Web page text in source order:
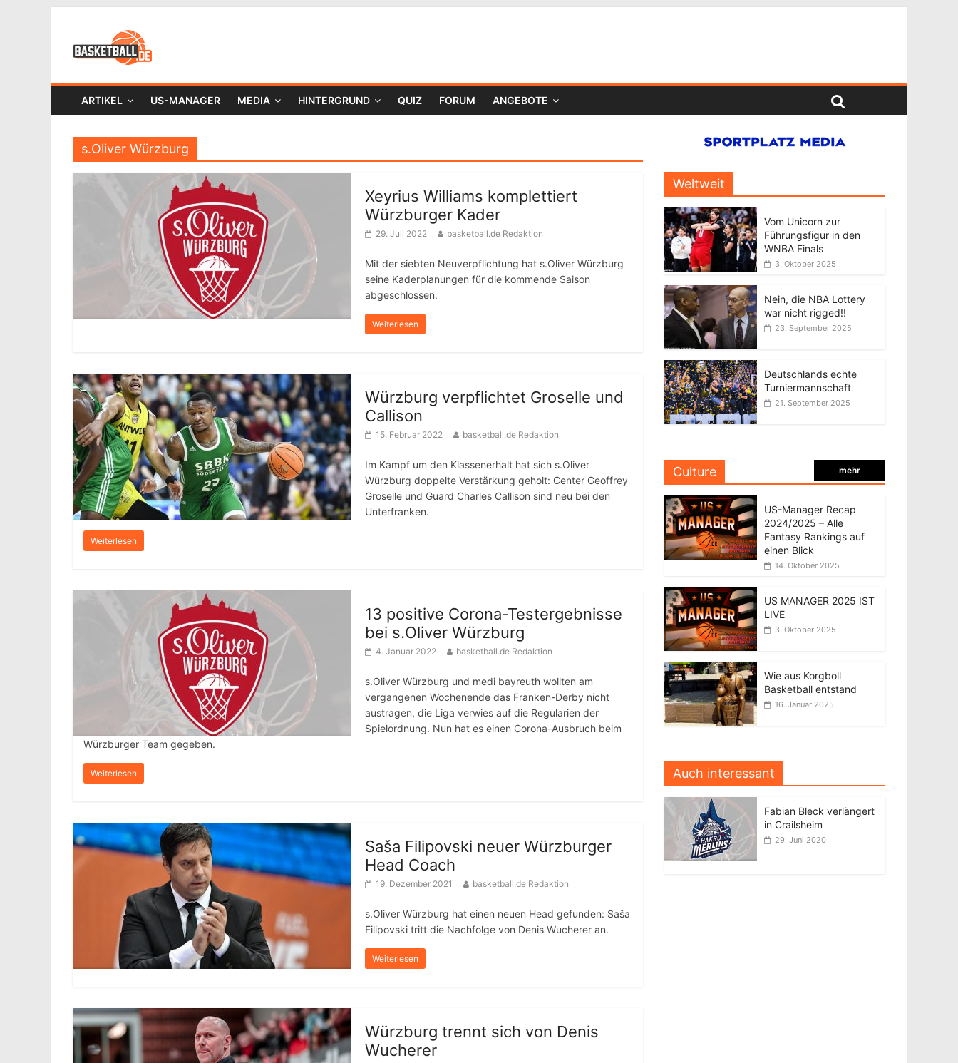
ARTIKEL US-MANAGER MEDIA HINTERGRUND QUIZ FORUM ANGEBOTE
s.Oliver Würzburg
Xeyrius Williams komplettiert
Würzburger Kader
29. Juli 2022 basketball.de Redaktion
Mit der siebten Neuverpflichtung hat s.Oliver Würzburg
seine Kaderplanungen für die kommende Saison
abgeschlossen.
Weiterlesen
Würzburg verpflichtet Groselle und
Callison
15. Februar 2022 basketball.de Redaktion
Im Kampf um den Klassenerhalt hat sich s.Oliver
Würzburg doppelte Verstärkung geholt: Center Geoffrey
Groselle und Guard Charles Callison sind neu bei den
Unterfranken.
Weiterlesen
13 positive Corona-Testergebnisse
bei s.Oliver Würzburg
4. Januar 2022 basketball.de Redaktion
s.Oliver Würzburg und medi bayreuth wollten am
vergangenen Wochenende das Franken-Derby nicht
austragen, die Liga verwies auf die Regularien der
Spielordnung. Nun hat es einen Corona-Ausbruch beim
Würzburger Team gegeben.
Weiterlesen
Saša Filipovski neuer Würzburger
Head Coach
19. Dezember 2021 basketball.de Redaktion
s.Oliver Würzburg hat einen neuen Head gefunden: Saša
Filipovski tritt die Nachfolge von Denis Wucherer an.
Weiterlesen
Würzburg trennt sich von Denis
Wucherer
Weltweit
Vom Unicorn zur
Führungsfigur in den
WNBA Finals
3. Oktober 2025
Nein, die NBA Lottery
war nicht rigged!!
23. September 2025
Deutschlands echte
Turniermannschaft
21. September 2025
Culture mehr
US-Manager Recap
2024/2025 – Alle
Fantasy Rankings auf
einen Blick
14. Oktober 2025
US MANAGER 2025 IST
LIVE
3. Oktober 2025
Wie aus Korgboll
Basketball entstand
16. Januar 2025
Auch interessant
Fabian Bleck verlängert
in Crailsheim
29. Juni 2020